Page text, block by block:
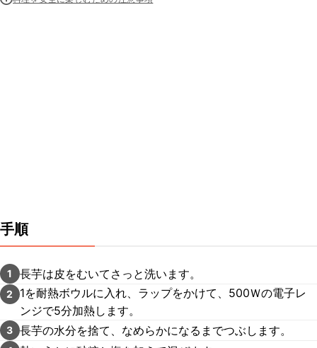
手順
1 長芋は皮をむいてさっと洗います。
2
1を耐熱ボウルに入れ、ラップをかけて、500Ｗの電子レ
ンジで5分加熱します。
3 長芋の水分を捨て、なめらかになるまでつぶします。